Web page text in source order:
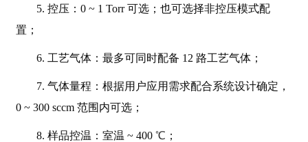
5. 控压：0 ~ 1 Torr 可选；也可选择非控压模式配
置；
6. 工艺气体：最多可同时配备 12 路工艺气体；
7. 气体量程：根据用户应用需求配合系统设计确定，
0 ~ 300 sccm 范围内可选；
8. 样品控温：室温 ~ 400℃ ；